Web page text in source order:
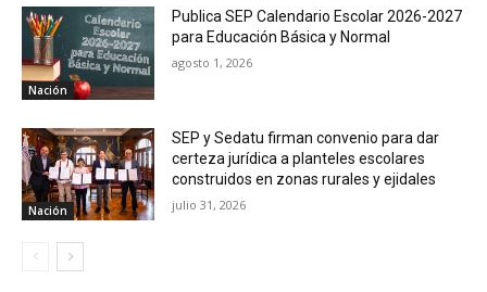
Nación
Publica SEP Calendario Escolar 2026-2027
para Educación Básica y Normal
agosto 1, 2026
Nación
SEP y Sedatu firman convenio para dar
certeza jurídica a planteles escolares
construidos en zonas rurales y ejidales
julio 31, 2026